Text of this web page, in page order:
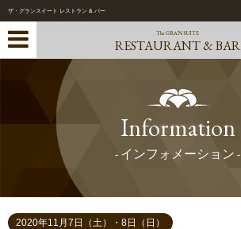
The GRAN SUITE
RESTAURANT & BAR
ザ・グランスイート レストラン & バー
Information
- インフォメーション -
2020年11月7日（土）・8日（日）